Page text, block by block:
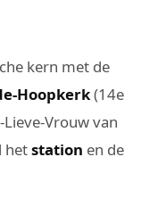
kern met de
Hoopkerk(14e
Vrouw van
hetstation en de